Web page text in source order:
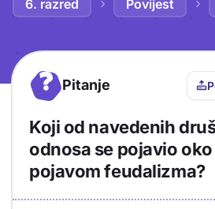
6. razred Povijest
? Pitanje
Koji od navedenih
odnosa se pojavio
pojavom feudalizma?